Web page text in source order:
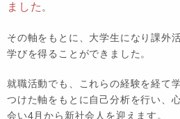
ました。
その軸をもとに、大学生になり課外
学びを得ることができました。
就職活動でも、これらの経験を経て
つけた軸をもとに自己分析を行い、
会い4月から新社会人を迎えます。